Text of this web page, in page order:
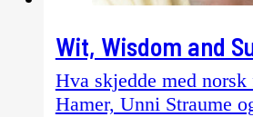
Wit, Wisdom and
Hva skjedde med
Hamer, Unni Straume